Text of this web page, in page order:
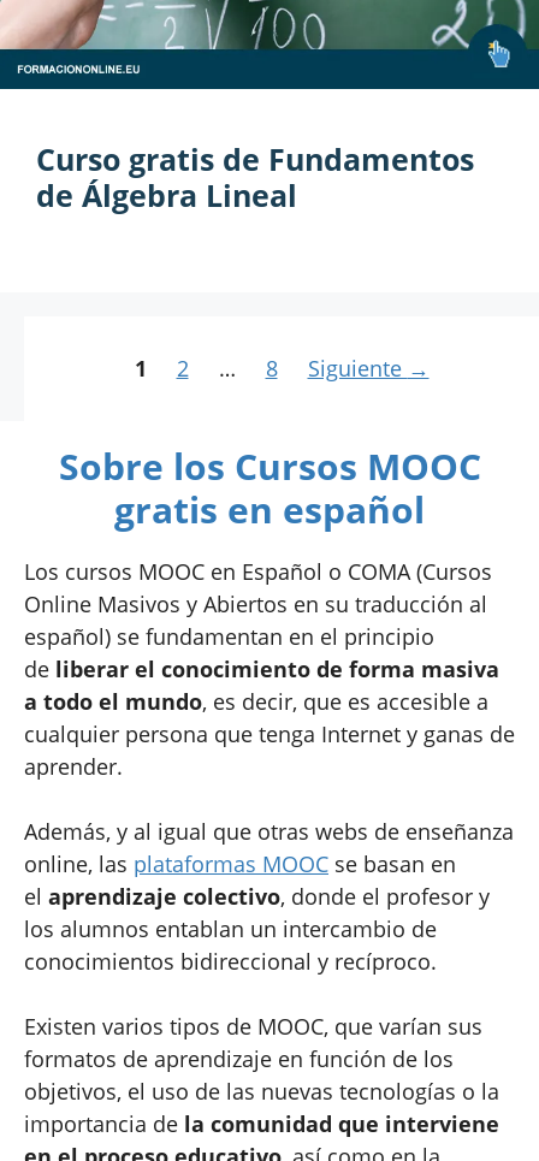
Curso gratis de Fundamentos
de Álgebra Lineal
Página
1 Página
2 … Página
8 Siguiente →
Sobre los Cursos MOOC
gratis en español
Los cursos MOOC en Español o COMA (Cursos
Online Masivos y Abiertos en su traducción al
español) se fundamentan en el principio
de liberar el conocimiento de forma masiva
a todo el mundo, es decir, que es accesible a
cualquier persona que tenga Internet y ganas de
aprender.
Además, y al igual que otras webs de enseñanza
online, las plataformas MOOC se basan en
el aprendizaje colectivo, donde el profesor y
los alumnos entablan un intercambio de
conocimientos bidireccional y recíproco.
Existen varios tipos de MOOC, que varían sus
formatos de aprendizaje en función de los
objetivos, el uso de las nuevas tecnologías o la
importancia de la comunidad que interviene